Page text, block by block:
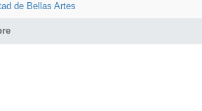
de Bellas Artes